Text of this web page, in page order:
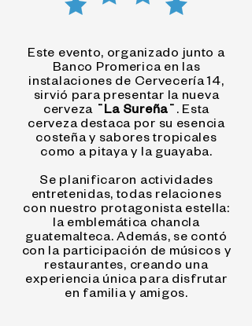
Este evento, organizado junto a
Banco Promerica en las
instalaciones de Cervecería 14,
sirvió para presentar la nueva
cerveza
¨La Sureña¨ . Esta
cerveza destaca por su esencia
costeña y sabores tropicales
como a pitaya y la guayaba.
Se planificaron actividades
entretenidas, todas relaciones
con nuestro protagonista estella:
la emblemática chancla
guatemalteca. Además, se contó
con la participación de músicos y
restaurantes, creando una
experiencia única para disfrutar
en familia y amigos.